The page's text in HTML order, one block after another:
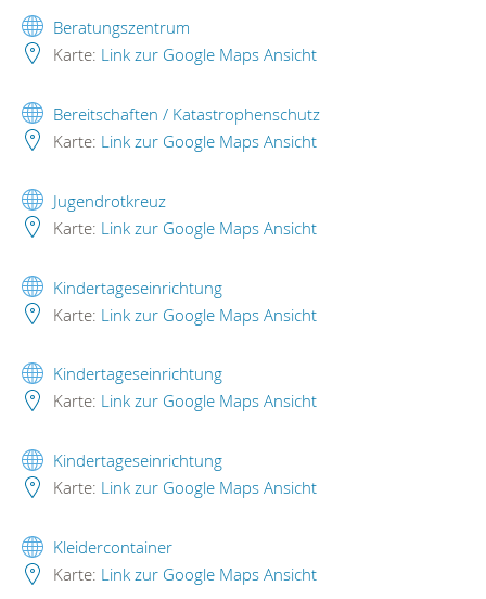
Beratungszentrum
Karte: Link zur Google Maps Ansicht
Bereitschaften / Katastrophenschutz
Karte: Link zur Google Maps Ansicht
Jugendrotkreuz
Karte: Link zur Google Maps Ansicht
Kindertageseinrichtung
Karte: Link zur Google Maps Ansicht
Kindertageseinrichtung
Karte: Link zur Google Maps Ansicht
Kindertageseinrichtung
Karte: Link zur Google Maps Ansicht
Kleidercontainer
Karte: Link zur Google Maps Ansicht